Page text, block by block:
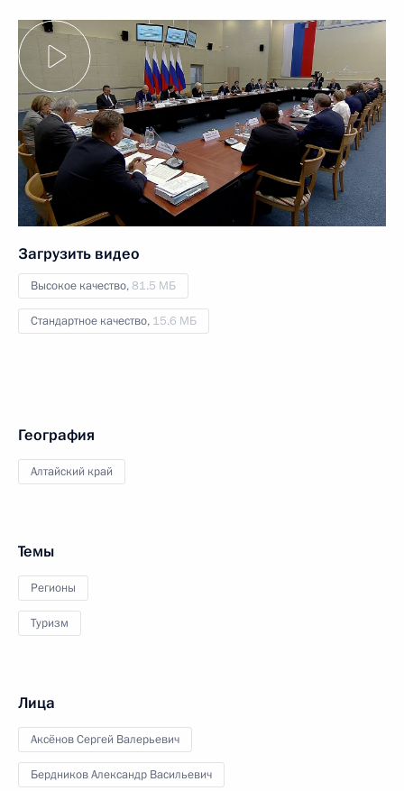
Загрузить видео
Высокое качество,81.5 МБ
Стандартное качество, 15.6 МБ
География
Алтайский край
Темы
Регионы
Туризм
Лица
Аксёнов Сергей Валерьевич
Бердников Александр Васильевич